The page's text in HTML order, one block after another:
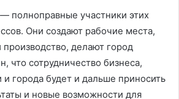
полноправные участники этих
Они создают рабочие места,
производство, делают город
что сотрудничество бизнеса,
и города будет и дальше приносить
и новые возможности для